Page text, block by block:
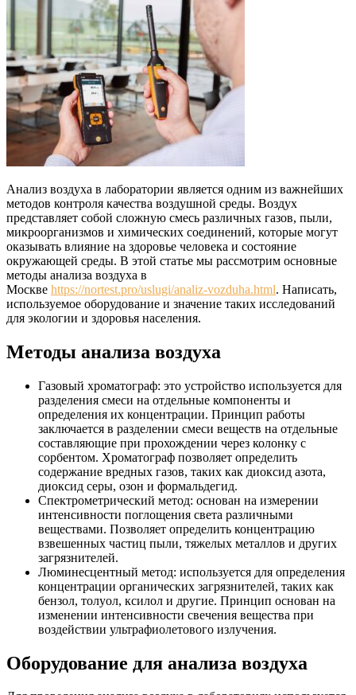
Анализ воздуха в лаборатории является одним из важнейших
методов контроля качества воздушной среды. Воздух
представляет собой сложную смесь различных газов, пыли,
микроорганизмов и химических соединений, которые могут
оказывать влияние на здоровье человека и состояние
окружающей среды. В этой статье мы рассмотрим основные
методы анализа воздуха в
Москве https://nortest.pro/uslugi/analiz-vozduha.html. Написать,
используемое оборудование и значение таких исследований
для экологии и здоровья населения.
Методы анализа воздуха
Газовый хроматограф: это устройство используется для
разделения смеси на отдельные компоненты и
определения их концентрации. Принцип работы
заключается в разделении смеси веществ на отдельные
составляющие при прохождении через колонку с
сорбентом. Хроматограф позволяет определить
содержание вредных газов, таких как диоксид азота,
диоксид серы, озон и формальдегид.
Спектрометрический метод: основан на измерении
интенсивности поглощения света различными
веществами. Позволяет определить концентрацию
взвешенных частиц пыли, тяжелых металлов и других
загрязнителей.
Люминесцентный метод: используется для определения
концентрации органических загрязнителей, таких как
бензол, толуол, ксилол и другие. Принцип основан на
изменении интенсивности свечения вещества при
воздействии ультрафиолетового излучения.
Оборудование для анализа воздуха